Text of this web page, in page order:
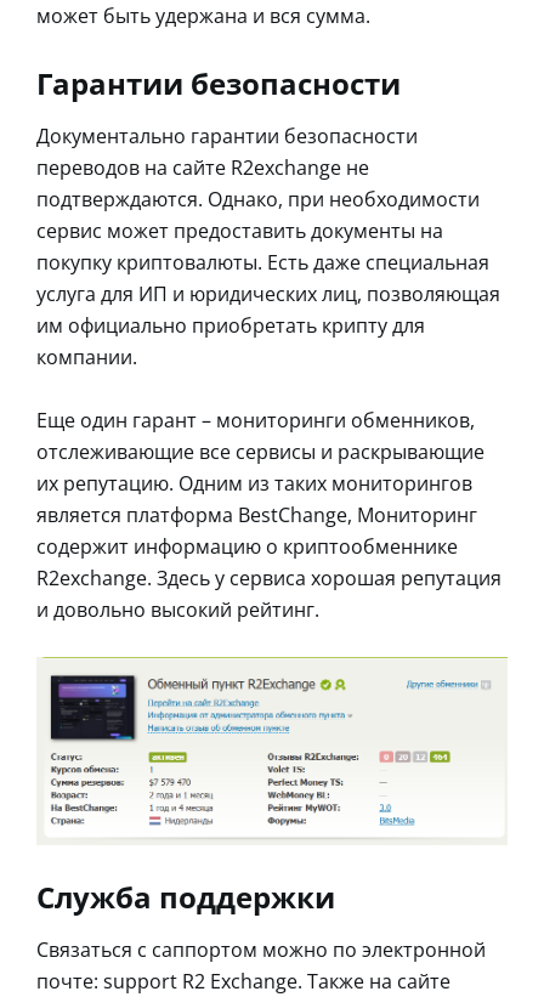
может быть удержана и вся сумма.
Гарантии безопасности
Документально гарантии безопасности
переводов на сайте R2exchange не
подтверждаются. Однако, при необходимости
сервис может предоставить документы на
покупку криптовалюты. Есть даже специальная
услуга для ИП и юридических лиц, позволяющая
им официально приобретать крипту для
компании.
Еще один гарант – мониторинги обменников,
отслеживающие все сервисы и раскрывающие
их репутацию. Одним из таких мониторингов
является платформа BestChange, Мониторинг
содержит информацию о криптообменнике
R2exchange. Здесь у сервиса хорошая репутация
и довольно высокий рейтинг.
Служба поддержки
Связаться с саппортом можно по электронной
почте: support R2 Exchange. Также на сайте